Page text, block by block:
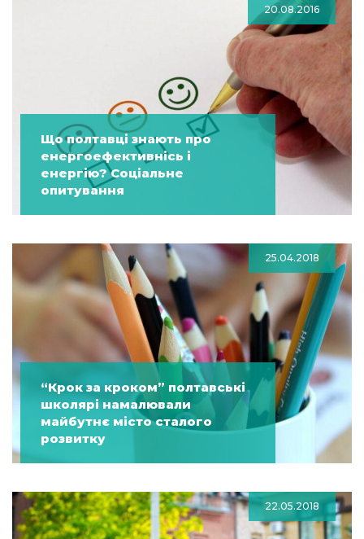
20.08.2016
Що полтавці знають про
енергоефективнісь і
енергію? Соціальне
опитування
25.04.2018
“Крок за кроком” полтавські
школярі намалювали
майбутнє місто сталого
розвитку
22.05.2018